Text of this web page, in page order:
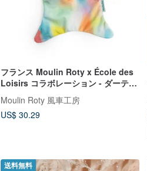
フランス Moulin Roty x École des
Loisirs コラボレーション - ダーティ
ダック ぬいぐるみ
Moulin Roty 風車工房
US$ 30.29
送料無料